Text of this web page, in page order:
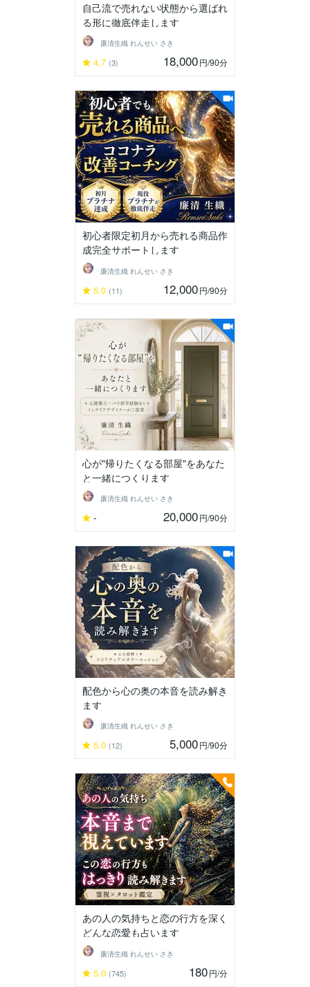
自己流で売れない状態から選ばれ
る形に徹底伴走します
廉清生織 れんせい さき
4.7 (3) 18,000円/90分
初心者限定初月から売れる商品作
成完全サポートします
廉清生織 れんせい さき
5.0 (11) 12,000円/90分
心が"帰りたくなる部屋"をあなた
と一緒につくります
廉清生織 れんせい さき
- 20,000円/90分
配色から心の奥の本音を読み解き
ます
廉清生織 れんせい さき
5.0 (12) 5,000円/90分
あの人の気持ちと恋の行方を深く
どんな恋愛も占います
廉清生織 れんせい さき
5.0 (745) 180円/分